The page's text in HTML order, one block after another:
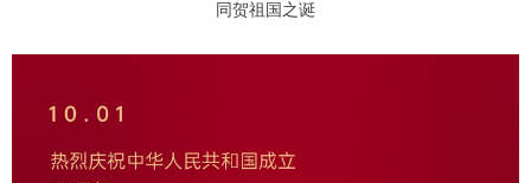
同贺祖国之诞